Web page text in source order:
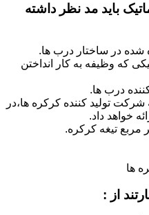
باید مد نظر داشته
شده در ساختار درب ها.
که وظیفه به کار انداختن
درب ها.
تولید کننده کرکره ها،در
خواهد داد.
مربع تیغه کرکره.
ها
از :